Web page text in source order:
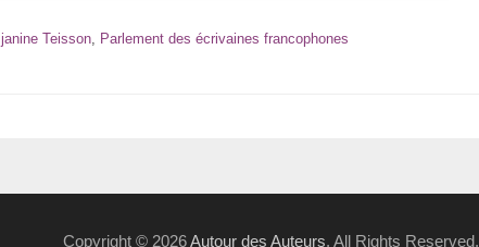
janine Teisson, Parlement des écrivaines francophones
Copyright © 2026Autour des Auteurs. All Rights Reserved.